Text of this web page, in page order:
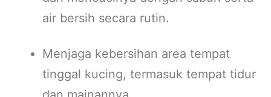
air bersih secara rutin.
Menjaga kebersihan area tempat
tinggal kucing, termasuk tempat tidur